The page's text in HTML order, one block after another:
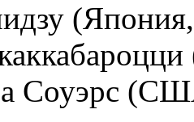
(Япония,
Соуэрс